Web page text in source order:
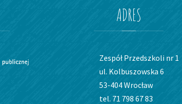
ADRES
Zespół Przedszkoli nr 1
ul. Kolbuszowska 6
53-404 Wrocław
tel. 71 798 67 83